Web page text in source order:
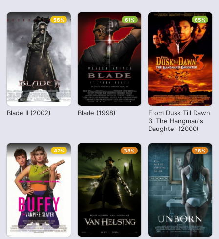
Blade II (2002)
56%
Blade (1998)
61%
From Dusk Till Dawn
3: The Hangman's
Daughter (2000)
65%
42% 38% 36%